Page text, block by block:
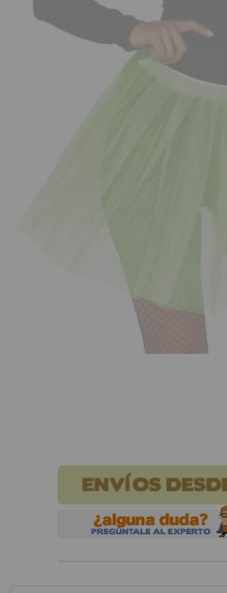
¡Adelante! Te
CREAR